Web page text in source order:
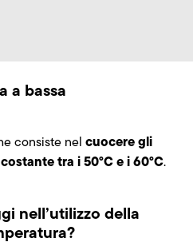
a bassa
consiste nel cuocere gli
tra i 50°C e i 60°C.
nell’utilizzo della